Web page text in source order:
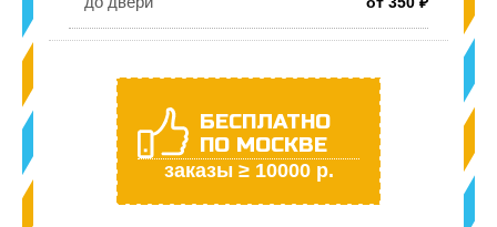
БЕСПЛАТНО
ПО МОСКВЕ
заказы ≥ 10000 р.